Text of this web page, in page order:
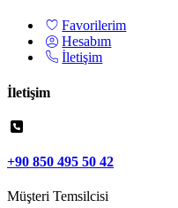
Favorilerim
Hesabım
İletişim
İletişim
+90 850 495 50 42
Müşteri Temsilcisi